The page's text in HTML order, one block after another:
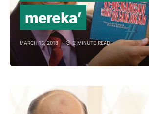
mereka’
MARCH 13, 2018 2 MINUTE READ